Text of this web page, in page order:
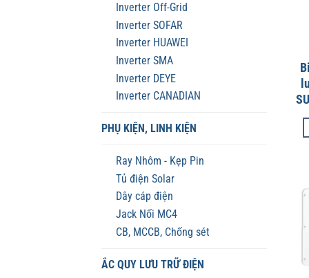
Inverter Off-Grid
Inverter SOFAR
Inverter HUAWEI
Inverter SMA
Inverter DEYE
Inverter CANADIAN
PHỤ KIỆN, LINH KIỆN
Ray Nhôm - Kẹp Pin
Tủ điện Solar
Dây cáp điện
Jack Nối MC4
CB, MCCB, Chống sét
ẮC QUY LƯU TRỮ ĐIỆN